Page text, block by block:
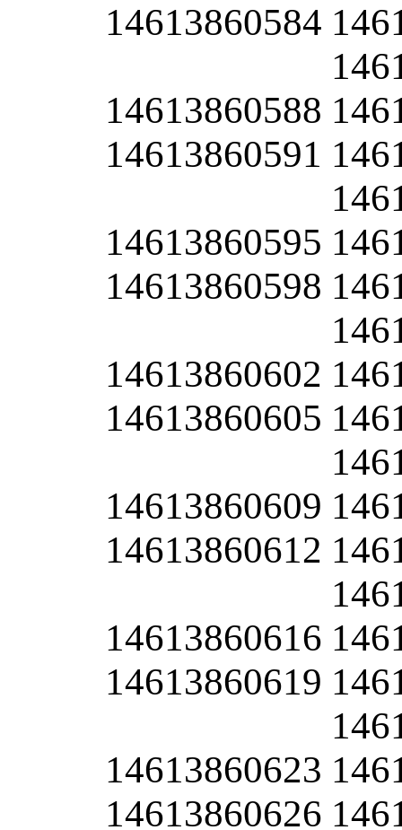
14613860584
14613860588
14613860591
14613860595
14613860598
14613860602
14613860605
14613860609
14613860612
14613860616
14613860619
14613860623
14613860626